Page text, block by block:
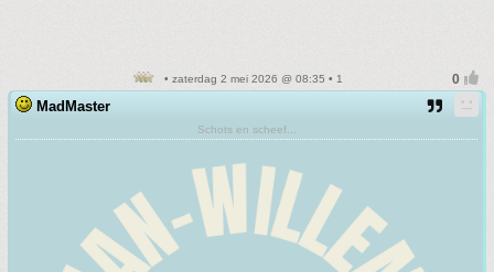
• zaterdag 2 mei 2026 @ 08:35 • 1
MadMaster
Schots en scheef...